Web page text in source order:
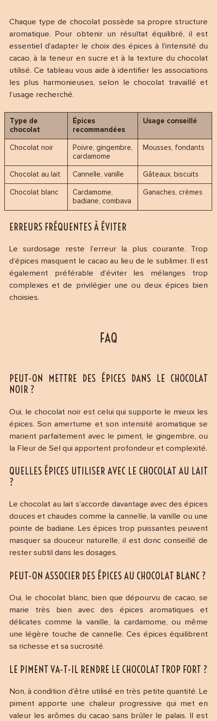
Chaque type de chocolat possède sa propre structure
aromatique. Pour obtenir un résultat équilibré, il est
essentiel d’adapter le choix des épices à l’intensité du
cacao, à la teneur en sucre et à la texture du chocolat
utilisé. Ce tableau vous aide à identifier les associations
les plus harmonieuses, selon le chocolat travaillé et
l’usage recherché.
Type de
chocolat
Épices
recommandées
Usage conseillé
Chocolat noir
Poivre, gingembre,
cardamome
Mousses, fondants
Chocolat au lait Cannelle, vanille Gâteaux, biscuits
Chocolat blanc
Cardamome,
badiane, combava
Ganaches, crèmes
ERREURS FRÉQUENTES À ÉVITER
Le surdosage reste l’erreur la plus courante. Trop
d’épices masquent le cacao au lieu de le sublimer. Il est
également préférable d’éviter les mélanges trop
complexes et de privilégier une ou deux épices bien
choisies.
FAQ
PEUT-ON METTRE DES ÉPICES DANS LE CHOCOLAT
NOIR ?
Oui, le chocolat noir est celui qui supporte le mieux les
épices. Son amertume et son intensité aromatique se
marient parfaitement avec le piment, le gingembre, ou
la Fleur de Sel qui apportent profondeur et complexité.
QUELLES ÉPICES UTILISER AVEC LE CHOCOLAT AU LAIT
?
Le chocolat au lait s’accorde davantage avec des épices
douces et chaudes comme la cannelle, la vanille ou une
pointe de badiane. Les épices trop puissantes peuvent
masquer sa douceur naturelle, il est donc conseillé de
rester subtil dans les dosages.
PEUT-ON ASSOCIER DES ÉPICES AU CHOCOLAT BLANC ?
Oui, le chocolat blanc, bien que dépourvu de cacao, se
marie très bien avec des épices aromatiques et
délicates comme la vanille, la cardamome, ou même
une légère touche de cannelle. Ces épices équilibrent
sa richesse et sa sucrosité.
LE PIMENT VA-T-IL RENDRE LE CHOCOLAT TROP FORT ?
Non, à condition d’être utilisé en très petite quantité. Le
piment apporte une chaleur progressive qui met en
valeur les arômes du cacao sans brûler le palais. Il est